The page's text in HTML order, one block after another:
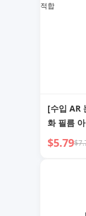
[수입 AR
화 필름
폰 필름
$5.79